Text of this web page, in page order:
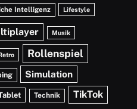
Intelligenz Lifestyle
Musik
Rollenspiel
Simulation
Technik TikTok